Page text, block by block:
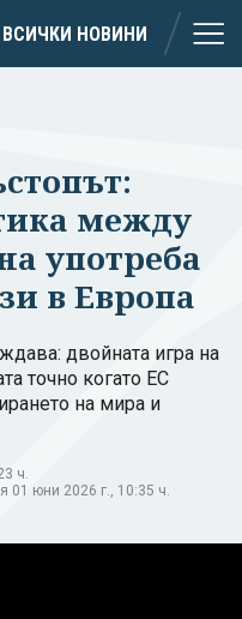
ВСИЧКИ НОВИНИ
между
употреба
в Европа
двойната игра на
точно когато ЕС
на мира и
ч.
01 юни 2026 г., 10:35 ч.